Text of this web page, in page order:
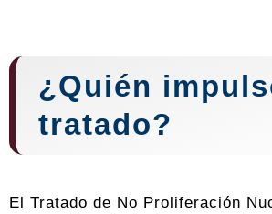
¿Quién
tratado?
El Tratado de No Proliferación